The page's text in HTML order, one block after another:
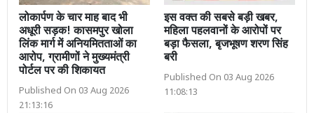
लोकार्पण के चार माह बाद भी
अधूरी सड़क! कासमपुर खोला
लिंक मार्ग में अनियमितताओं का
आरोप, ग्रामीणों ने मुख्यमंत्री
पोर्टल पर की शिकायत
Published On 03 Aug 2026
21:13:16
इस वक्त की सबसे बड़ी खबर,
महिला पहलवानों के आरोपों पर
बड़ा फैसला, बृजभूषण शरण सिंह
बरी
Published On 03 Aug 2026
11:08:13